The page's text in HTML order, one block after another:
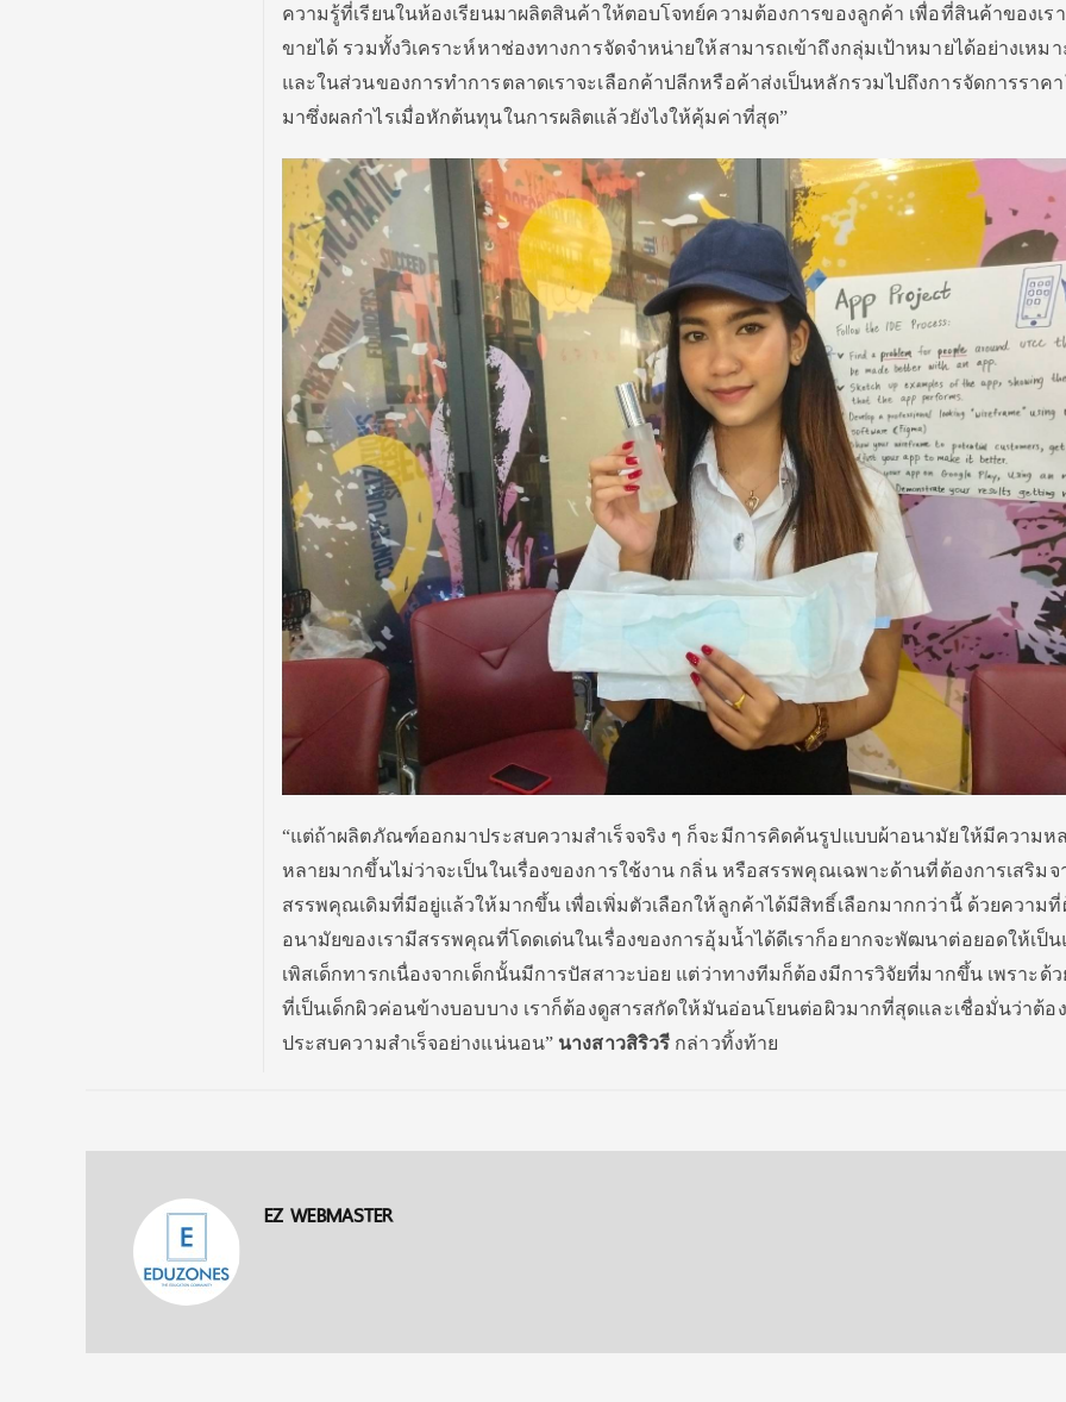
ความรู้ที่เรียนในห้องเรียนมาผลิตสินค้าให้ตอบโจทย์ความต้องการของลูกค้า เพื่อที่สินค้าของเร
ขายได้ รวมทั้งวิเคราะห์หาช่องทางการจัดจำหน่ายให้สามารถเข้าถึงกลุ่มเป้าหมายได้อย่างเหม
และในส่วนของการทำการตลาดเราจะเลือกค้าปลีกหรือค้าส่งเป็นหลักรวมไปถึงการจัดการราค
มาซึ่งผลกำไรเมื่อหักต้นทุนในการผลิตแล้วยังไงให้คุ้มค่าที่สุด”
“แต่ถ้าผลิตภัณฑ์ออกมาประสบความสำเร็จจริง ๆ ก็จะมีการคิดค้นรูปแบบผ้าอนามัยให้มีความห
หลายมากขึ้นไม่ว่าจะเป็นในเรื่องของการใช้งาน กลิ่น หรือสรรพคุณเฉพาะด้านที่ต้องการเสริมจ
สรรพคุณเดิมที่มีอยู่แล้วให้มากขึ้น เพื่อเพิ่มตัวเลือกให้ลูกค้าได้มีสิทธิ์เลือกมากกว่านี้ ด้วยความที่
อนามัยของเรามีสรรพคุณที่โดดเด่นในเรื่องของการอุ้มน้ำได้ดีเราก็อยากจะพัฒนาต่อยอดให้เป็
เพิสเด็กทารกเนื่องจากเด็กนั้นมีการปัสสาวะบ่อย แต่ว่าทางทีมก็ต้องมีการวิจัยที่มากขึ้น เพราะด้
ที่เป็นเด็กผิวค่อนข้างบอบบาง เราก็ต้องดูสารสกัดให้มันอ่อนโยนต่อผิวมากที่สุดและเชื่อมั่นว่าต้อ
ประสบความสำเร็จอย่างแน่นอน” นางสาวสิริวรี กล่าวทิ้งท้าย
EZ WEBMASTER